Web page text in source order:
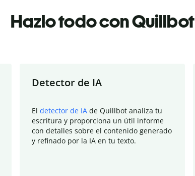
Hazlo todo con Quillbot
Detector de IA
El detector de IA de Quillbot analiza tu
escritura y proporciona un útil informe
con detalles sobre el contenido generado
y refinado por la IA en tu texto.